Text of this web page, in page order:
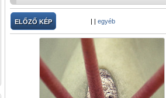
ELŐZŐ KÉP | | egyéb